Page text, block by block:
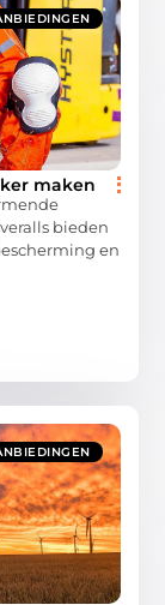
maken
bieden
en